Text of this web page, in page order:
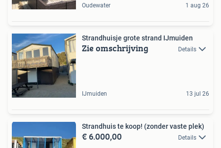
Oudewater 1 aug 26
Strandhuisje grote strand IJmuiden
Zie omschrijving Details
IJmuiden 13 jul 26
Strandhuis te koop! (zonder vaste plek)
€ 6.000,00 Details